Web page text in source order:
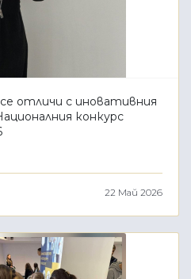
отличи с иновативния
конкурс
22 Май 2026